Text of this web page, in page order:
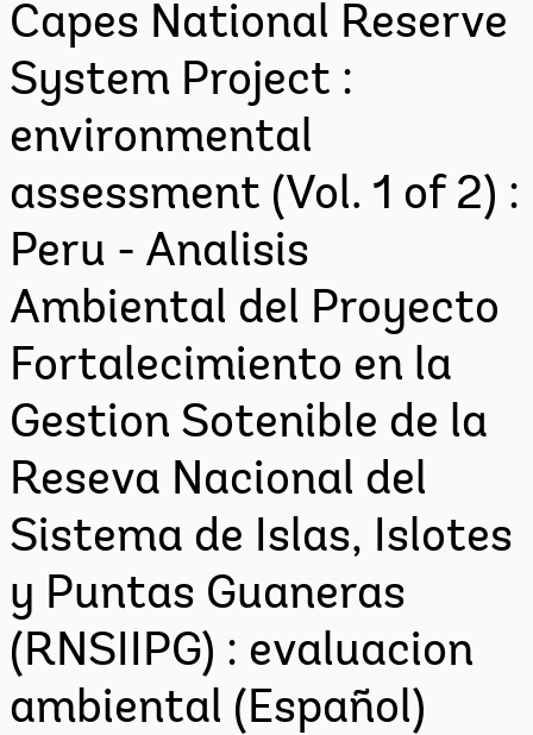
Capes National Reserve
System Project :
environmental
assessment (Vol. 1 of 2) :
Peru - Analisis
Ambiental del Proyecto
Fortalecimiento en la
Gestion Sotenible de la
Reseva Nacional del
Sistema de Islas, Islotes
y Puntas Guaneras
(RNSIIPG) : evaluacion
ambiental (Español)